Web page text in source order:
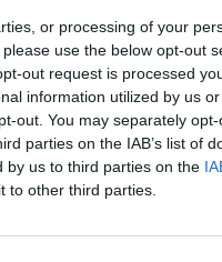
or processing of your
use the below opt-out
out request is processed
information utilized by us
out. You may separately
parties on the IAB’s list of
by us to third parties on the
to other third parties.
usuarios de
junio
ciudad de